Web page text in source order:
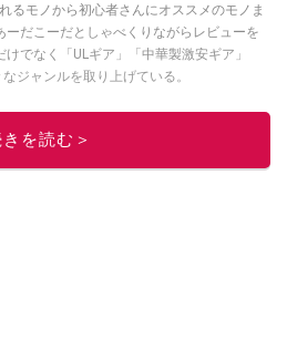
るモノから初心者さんにオススメのモノま
だこーだとしゃべくりながらレビューを
でなく「ULギア」「中華製激安ギア」
ジャンルを取り上げている。
このイチオシストの他の記事を読む
を読む＞